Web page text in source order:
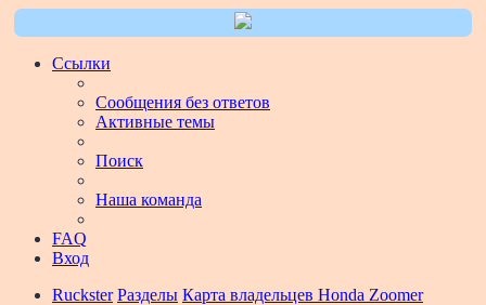
Ссылки
Сообщения без ответов
Активные темы
Поиск
Наша команда
FAQ
Вход
Ruckster Разделы Карта владельцев Honda Zoomer